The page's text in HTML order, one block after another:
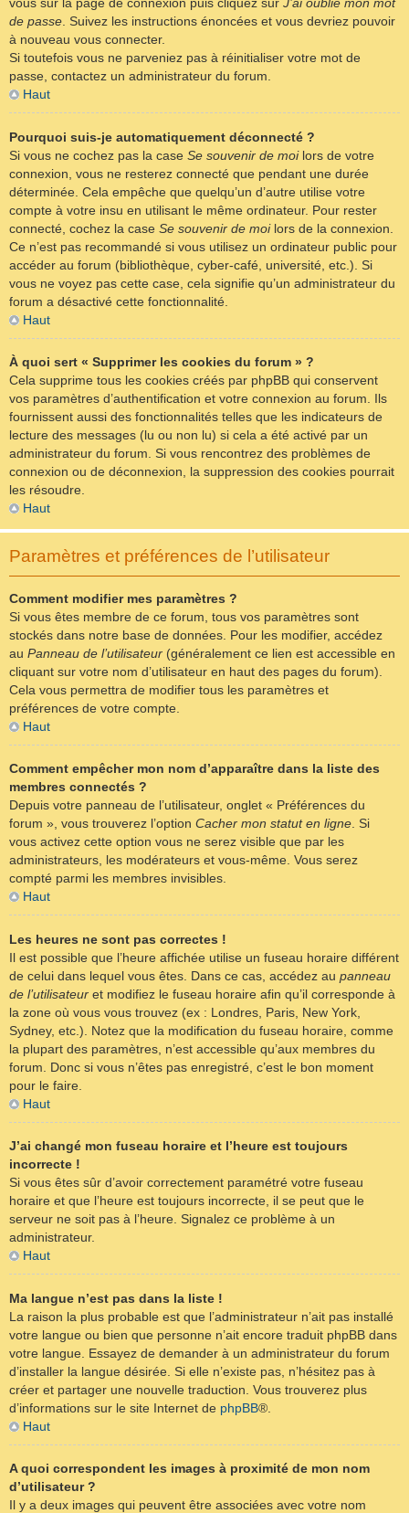
vous sur la page de connexion puis cliquez sur J’ai oublié mon mot
de passe. Suivez les instructions énoncées et vous devriez pouvoir
à nouveau vous connecter.
Si toutefois vous ne parveniez pas à réinitialiser votre mot de
passe, contactez un administrateur du forum.
Haut
Pourquoi suis-je automatiquement déconnecté ?
Si vous ne cochez pas la case Se souvenir de moilors de votre
connexion, vous ne resterez connecté que pendant une durée
déterminée. Cela empêche que quelqu’un d’autre utilise votre
compte à votre insu en utilisant le même ordinateur. Pour rester
connecté, cochez la case Se souvenir de moilors de la connexion.
Ce n’est pas recommandé si vous utilisez un ordinateur public pour
accéder au forum (bibliothèque, cyber-café, université, etc.). Si
vous ne voyez pas cette case, cela signifie qu’un administrateur du
forum a désactivé cette fonctionnalité.
Haut
À quoi sert « Supprimer les cookies du forum » ?
Cela supprime tous les cookies créés par phpBB qui conservent
vos paramètres d’authentification et votre connexion au forum. Ils
fournissent aussi des fonctionnalités telles que les indicateurs de
lecture des messages (lu ou non lu) si cela a été activé par un
administrateur du forum. Si vous rencontrez des problèmes de
connexion ou de déconnexion, la suppression des cookies pourrait
les résoudre.
Haut
Paramètres et préférences de l’utilisateur
Comment modifier mes paramètres ?
Si vous êtes membre de ce forum, tous vos paramètres sont
stockés dans notre base de données. Pour les modifier, accédez
au Panneau de l’utilisateur (généralement ce lien est accessible en
cliquant sur votre nom d’utilisateur en haut des pages du forum).
Cela vous permettra de modifier tous les paramètres et
préférences de votre compte.
Haut
Comment empêcher mon nom d’apparaître dans la liste des
membres connectés ?
Depuis votre panneau de l’utilisateur, onglet « Préférences du
forum », vous trouverez l’option Cacher mon statut en ligne. Si
vous activez cette option vous ne serez visible que par les
administrateurs, les modérateurs et vous-même. Vous serez
compté parmi les membres invisibles.
Haut
Les heures ne sont pas correctes !
Il est possible que l’heure affichée utilise un fuseau horaire différent
de celui dans lequel vous êtes. Dans ce cas, accédez au panneau
de l’utilisateur et modifiez le fuseau horaire afin qu’il corresponde à
la zone où vous vous trouvez (ex : Londres, Paris, New York,
Sydney, etc.). Notez que la modification du fuseau horaire, comme
la plupart des paramètres, n’est accessible qu’aux membres du
forum. Donc si vous n’êtes pas enregistré, c’est le bon moment
pour le faire.
Haut
J’ai changé mon fuseau horaire et l’heure est toujours
incorrecte !
Si vous êtes sûr d’avoir correctement paramétré votre fuseau
horaire et que l’heure est toujours incorrecte, il se peut que le
serveur ne soit pas à l’heure. Signalez ce problème à un
administrateur.
Haut
Ma langue n’est pas dans la liste !
La raison la plus probable est que l’administrateur n’ait pas installé
votre langue ou bien que personne n’ait encore traduit phpBB dans
votre langue. Essayez de demander à un administrateur du forum
d’installer la langue désirée. Si elle n’existe pas, n’hésitez pas à
créer et partager une nouvelle traduction. Vous trouverez plus
d’informations sur le site Internet de phpBB®.
Haut
A quoi correspondent les images à proximité de mon nom
d’utilisateur ?
Il y a deux images qui peuvent être associées avec votre nom